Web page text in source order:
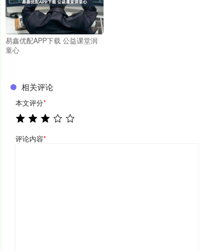
易鑫优配APP下载 公益课堂润
童心
相关评论
本文评分*
评论内容*